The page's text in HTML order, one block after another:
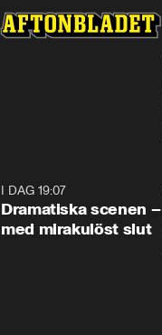
I DAG 19:07
Dramatiska scenen –
med mirakulöst slut